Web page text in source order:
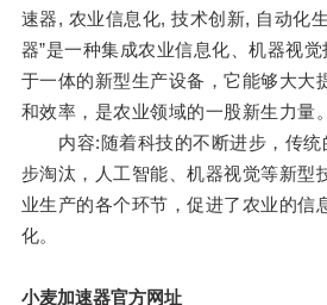
速器, 农业信息化, 技术创新, 自动化
器”是一种集成农业信息化、机器视
于一体的新型生产设备，它能够大大
和效率，是农业领域的一股新生力量。
内容:随着科技的不断进步，传统
步淘汰，人工智能、机器视觉等新型
业生产的各个环节，促进了农业的信
化。
小麦加速器官方网址